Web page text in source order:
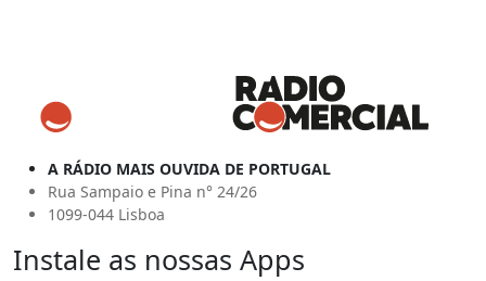
A RÁDIO MAIS OUVIDA DE PORTUGAL
Rua Sampaio e Pina n° 24/26
1099-044 Lisboa
Instale as nossas Apps